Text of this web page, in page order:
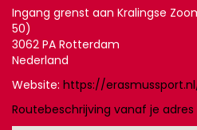
Ingang grenst aan Kralingse
50)
3062 PA Rotterdam
Nederland
Website: https://
Routebeschrijving vanaf je adres